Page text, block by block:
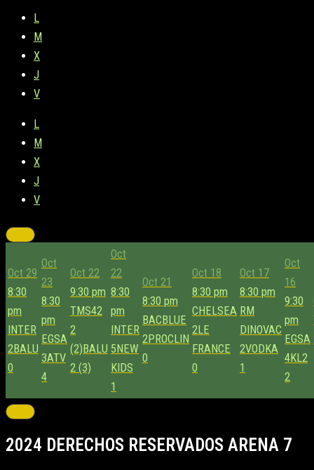
L
M
X
J
V
L
M
X
J
V
Oct 29
8:30
pm
INTER
2BALU
0
Oct
23
8:30
pm
EGSA
3ATV
4
Oct 22
9:30 pm
TMS42
2
(2)BALU
2 (3)
Oct
22
8:30
pm
INTER
5NEW
KIDS
1
Oct 21
8:30 pm
BACBLUE
2PROCLIN
0
Oct 18
8:30 pm
CHELSEA
2LE
FRANCE
0
Oct 17
8:30 pm
RM
DINOVAC
2VODKA
1
Oct
16
9:30
pm
EGSA
4KL2
2
2024 DERECHOS RESERVADOS ARENA 7